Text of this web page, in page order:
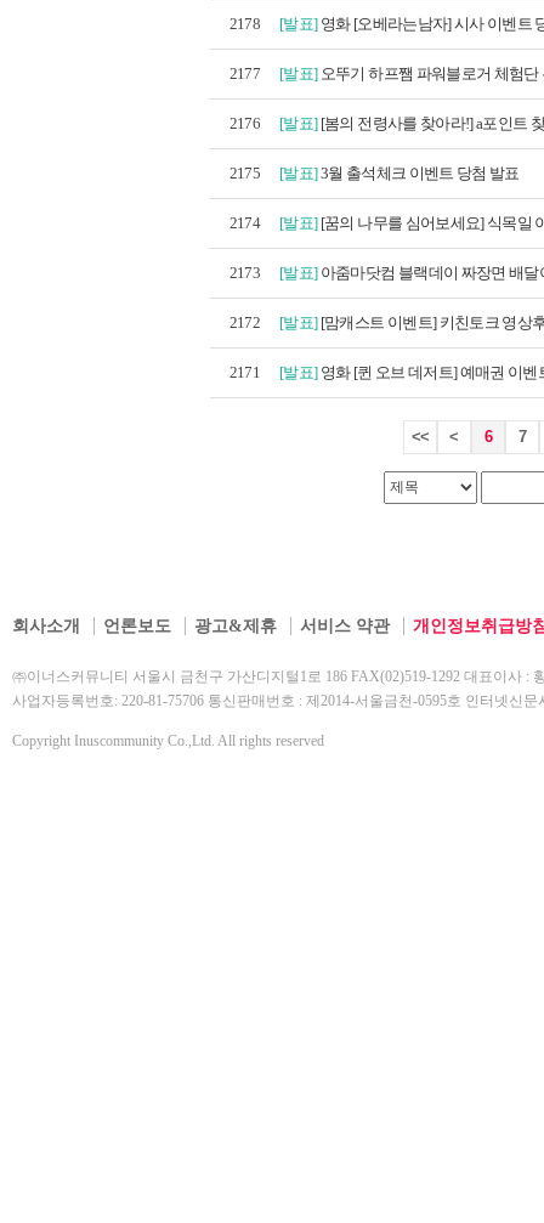
2178 [발표] 영화 [오베라는남자] 시사 이벤트
2177 [발표] 오뚜기 하프쨈 파워블로거 체험단
2176 [발표] [봄의 전령사를 찾아라!] a포인트
2175 [발표]3월 출석체크 이벤트 당첨 발표
2174 [발표] [꿈의 나무를 심어보세요] 식목일
2173 [발표] 아줌마닷컴 블랙데이 짜장면 배달
2172 [발표] [맘캐스트 이벤트] 키친토크 영상
2171 [발표] 영화 [퀸 오브 데저트] 예매권 이벤
<< < 6 7